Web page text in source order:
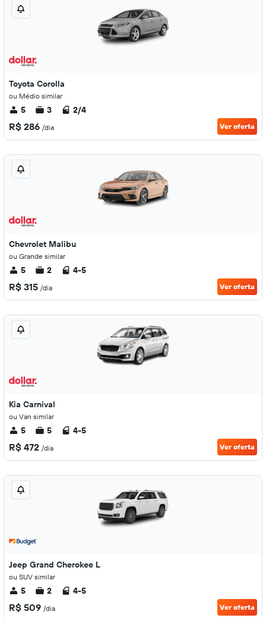
Toyota Corolla
ou Médio similar
5 3 2/4
R$ 286 /dia Ver oferta
Chevrolet Malibu
ou Grande similar
5 2 4-5
R$ 315 /dia Ver oferta
Kia Carnival
ou Van similar
5 5 4-5
R$ 472 /dia Ver oferta
Jeep Grand Cherokee L
ou SUV similar
5 2 4-5
R$ 509 /dia Ver oferta